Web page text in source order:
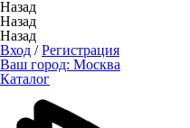
Назад
Назад
Назад
Вход /Регистрация
Ваш город: Москва
Каталог